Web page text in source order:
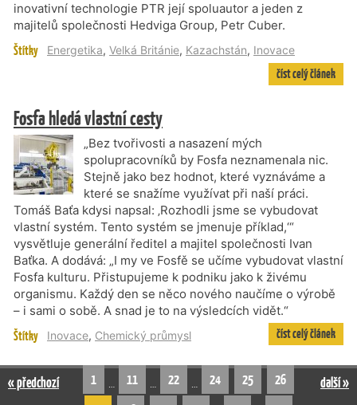
inovativní technologie PTR její spoluautor a jeden z
majitelů společnosti Hedviga Group, Petr Cuber.
Štítky Energetika, Velká Británie, Kazachstán, Inovace
číst celý článek
Fosfa hledá vlastní cesty
„Bez tvořivosti a nasazení mých
spolupracovníků by Fosfa neznamenala nic.
Stejně jako bez hodnot, které vyznáváme a
které se snažíme využívat při naší práci.
Tomáš Baťa kdysi napsal: ‚Rozhodli jsme se vybudovat
vlastní systém. Tento systém se jmenuje příklad,‘“
vysvětluje generální ředitel a majitel společnosti Ivan
Baťka. A dodává: „I my ve Fosfě se učíme vybudovat vlastní
Fosfa kulturu. Přistupujeme k podniku jako k živému
organismu. Každý den se něco nového naučíme o výrobě
– i sami o sobě. A snad je to na výsledcích vidět.“
Štítky Inovace, Chemický průmysl číst celý článek
« předchozí 1 … 11 … 22 … 24 25
26
další »